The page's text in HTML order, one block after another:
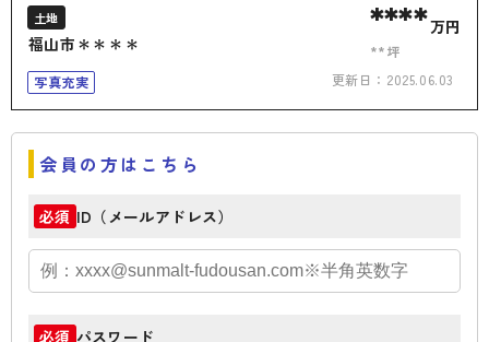
土地
福山市＊＊＊＊
****万円
**坪
写真充実
更新日： 2025.06.03
会員の方はこちら
必須 ID（メールアドレス）
必須 パスワード